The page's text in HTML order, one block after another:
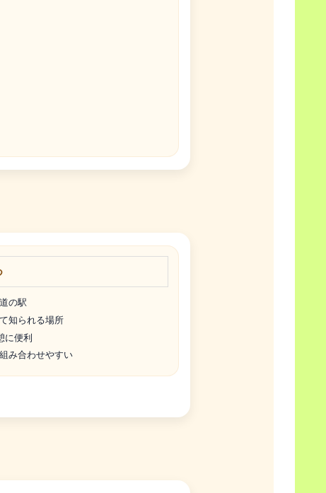
の駅
知られる場所
に便利
み合わせやすい